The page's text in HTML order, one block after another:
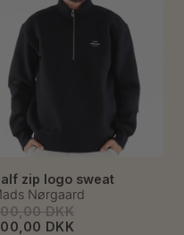
zip logo sweat
DKK
DKK
Nørgaard